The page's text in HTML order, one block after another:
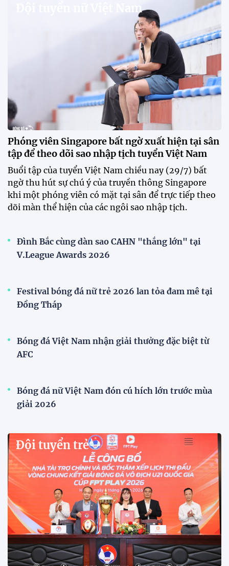
V.League chính thức khoác "áo mới" trước mùa
VPF chính thức ra mắt bộ nhận diện thương hiệu và
slogan mới cho hệ thống các giải bóng đá chuyên
nghiệp quốc gia, mở ra diện mạo mới cho V.League
trước mùa giải 2026-2027.
HLV Văn Sỹ Sơn: "Tôi đặt bút ký bằng niềm tin và
khát vọng"
CLB Sông Lam Nghệ An chính thức có nhà tài trợ
mới
Tiền đạo Đình Bắc chốt tương lai sau tin đồn sang
ĐKVĐ Cúp Quốc gia chiêu mộ sao trẻ của ĐT Việt
ĐT Việt Nam thận trọng trước Malaysia ở bán
kết ASEAN Cup 2026
ĐT Việt Nam gặp Malaysia ở bán kết ASEAN Cup
2026, với nhiều thách thức đang chờ đợi.
VFF công bố lịch bán vé, giá vé bán kết tuyển Việt
Nam tăng gấp đôi